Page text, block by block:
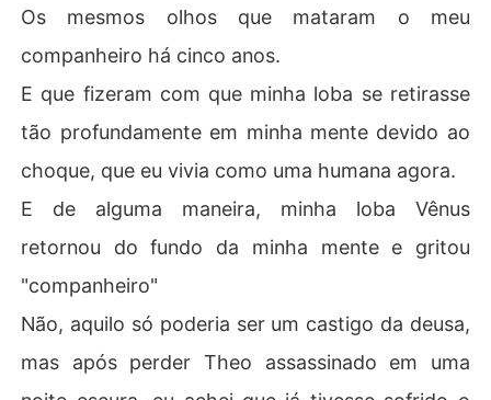
o.
to mais gostosa de fazer isso, querida. - ele disse.
Isabela Rowen nasceu em uma família onde lobas semp
re se uniam a alfas, mas contrariou o destino ao escolh
er Theo, um ômega doce e gentil. Ela abandonou tudo p
or amor - e perdeu tudo. Na véspera do casamento, Th
eo foi morto por um alfa de olhos bicolores. O choque a
quebrou por dentro, e sua loba, Vênus, desapareceu e
m sua mente, deixando-a viver como humana.
Cinco anos depois, Isabela reencontra o responsável po
Os mesmos olhos que mataram o meu
companheiro há cinco anos.
E que fizeram com que minha loba se retirasse
tão profundamente em minha mente devido ao
choque, que eu vivia como uma humana agora.
E de alguma maneira, minha loba Vênus
retornou do fundo da minha mente e gritou
"companheiro"
Não, aquilo só poderia ser um castigo da deusa,
mas após perder Theo assassinado em uma